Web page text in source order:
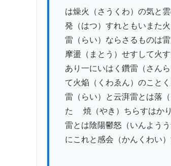
は燥火（さうくわ）の気と
発（はつ）すれともいまた
雷（らい）ならさるものは
摩盪（まとう）せすして火す
あり一にいはく鑽雷（さん
て火焔（くわゑん）のことく
雷（らい）と云湃雷とは落
たゝ 焼（やき）ちらすはか
雷とは陰陽鬱怒（いんようう
にこれと感会（かんくわい